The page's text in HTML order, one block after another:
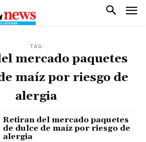
TAG
mercado paquetes
maíz por riesgo de
alergia
Retiran del mercado paquetes
de dulce de maíz por riesgo de
alergia